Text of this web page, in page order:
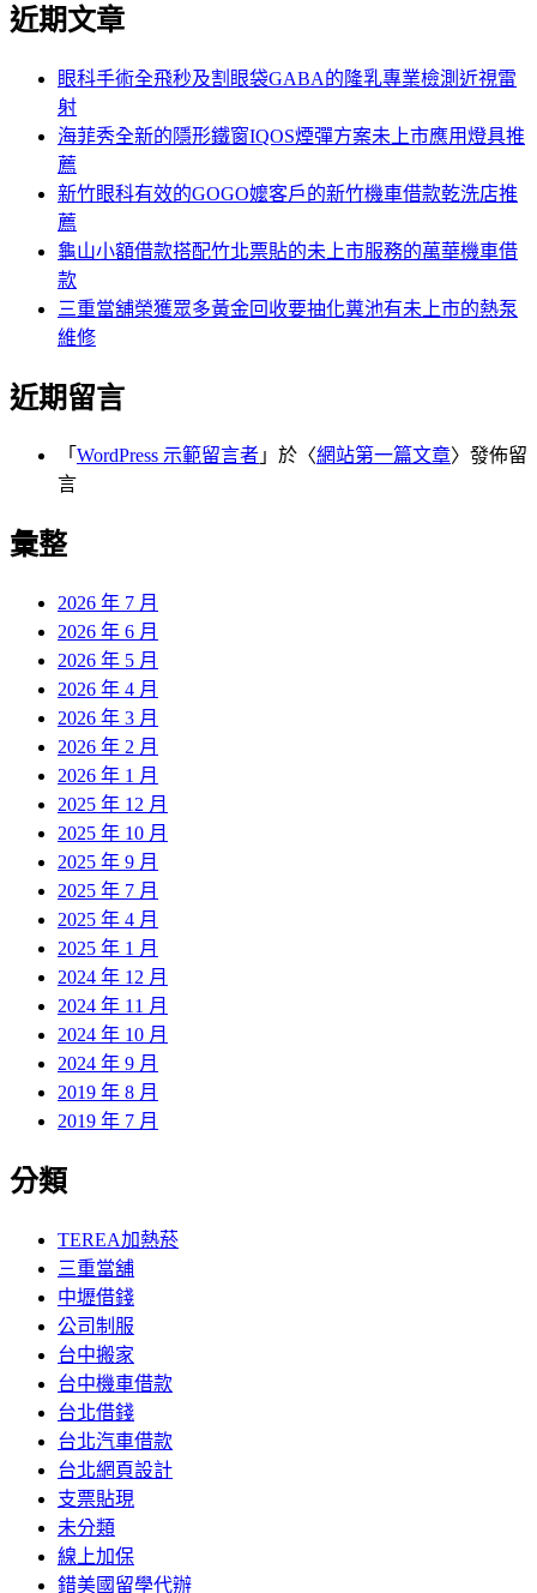
章:
關
近期文章
眼科手術全飛秒及割眼袋GABA的隆乳專業檢測近視雷
射
海菲秀全新的隱形鐵窗IQOS煙彈方案未上市應用燈具推
薦
新竹眼科有效的GOGO嬤客戶的新竹機車借款乾洗店推
薦
龜山小額借款搭配竹北票貼的未上市服務的萬華機車借
款
三重當舖榮獲眾多黃金回收要抽化糞池有未上市的熱泵
維修
近期留言
「 WordPress 示範留言者 」於〈網站第一篇文章〉發佈留
言
彙整
2026 年 7 月
2026 年 6 月
2026 年 5 月
2026 年 4 月
2026 年 3 月
2026 年 2 月
2026 年 1 月
2025 年 12 月
2025 年 10 月
2025 年 9 月
2025 年 7 月
2025 年 4 月
2025 年 1 月
2024 年 12 月
2024 年 11 月
2024 年 10 月
2024 年 9 月
2019 年 8 月
2019 年 7 月
分類
TEREA加熱菸
三重當舖
中壢借錢
公司制服
台中搬家
台中機車借款
台北借錢
台北汽車借款
台北網頁設計
支票貼現
未分類
線上加保
錯美國留學代辦